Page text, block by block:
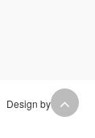
Design by